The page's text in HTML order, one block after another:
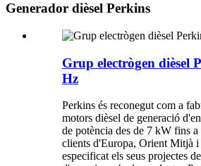
Generador dièsel Perkins
Grup electrògen dièsel
Hz
Perkins és reconegut com a
motors dièsel de generació
de potència des de 7 kW fins
clients d'Europa, Orient Mitjà
especificat els seus projectes